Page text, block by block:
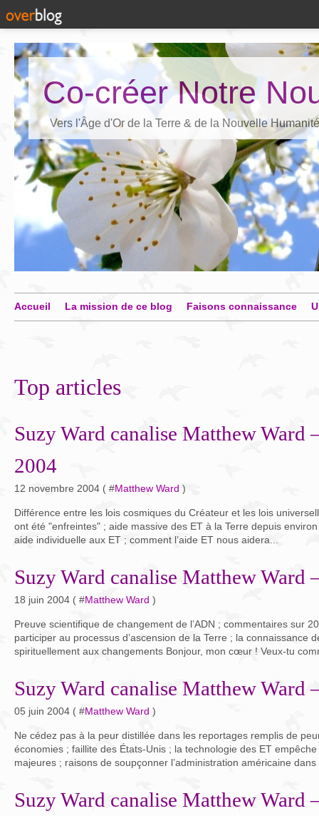
Co-créer Notre
Vers l'Âge d'Or de la Terre & de la Nouvelle Humanité
Accueil La mission de ce blog Faisons connaissance
Top articles
Suzy Ward canalise Matthew Ward
2004
12 novembre 2004 ( #Matthew Ward )
Différence entre les lois cosmiques du Créateur et les lois
ont été "enfreintes" ; aide massive des ET à la Terre depuis
aide individuelle aux ET ; comment l’aide ET nous aidera...
Suzy Ward canalise Matthew Ward
18 juin 2004 ( #Matthew Ward )
Preuve scientifique de changement de l’ADN ; commentaires sur
participer au processus d’ascension de la Terre ; la connaissance
spirituellement aux changements Bonjour, mon cœur ! Veux-tu
Suzy Ward canalise Matthew Ward
05 juin 2004 ( #Matthew Ward )
Ne cédez pas à la peur distillée dans les reportages remplis de
économies ; faillite des États-Unis ; la technologie des ET
majeures ; raisons de soupçonner l’administration américaine dans
Suzy Ward canalise Matthew Ward